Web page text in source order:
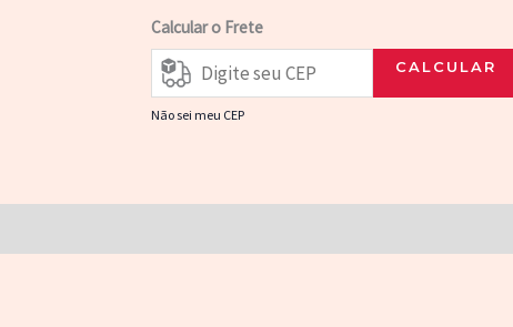
B
quantidade
Calcular o Frete
CALCULAR
Não sei meu CEP